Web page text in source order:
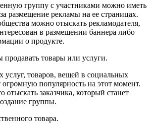
группу с участниками можно иметь
размещение рекламы на ее страницах.
можно отыскать рекламодателя,
в размещении баннера либо
о продукте.
продавать товары или услуги.
товаров, вещей в социальных
огромную популярность на этот момент.
отыскать заказчика, который станет
группы.
товара.